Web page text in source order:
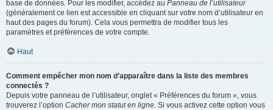
base de données. Pour les modifier, accédez au Panneau de l’utilisateur
(généralement ce lien est accessible en cliquant sur votre nom d’utilisateur en
haut des pages du forum). Cela vous permettra de modifier tous les
paramètres et préférences de votre compte.
Haut
Comment empêcher mon nom d’apparaître dans la liste des membres
connectés ?
Depuis votre panneau de l’utilisateur, onglet « Préférences du forum », vous
trouverez l’option Cacher mon statut en ligne. Si vous activez cette option vous